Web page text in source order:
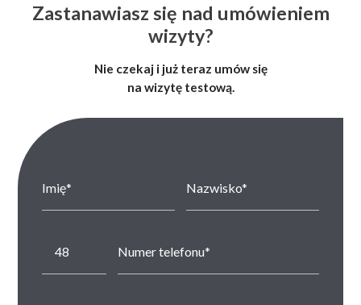
Zastanawiasz się nad umówieniem
wizyty?
Nie czekaj i już teraz umów się
na wizytę testową.